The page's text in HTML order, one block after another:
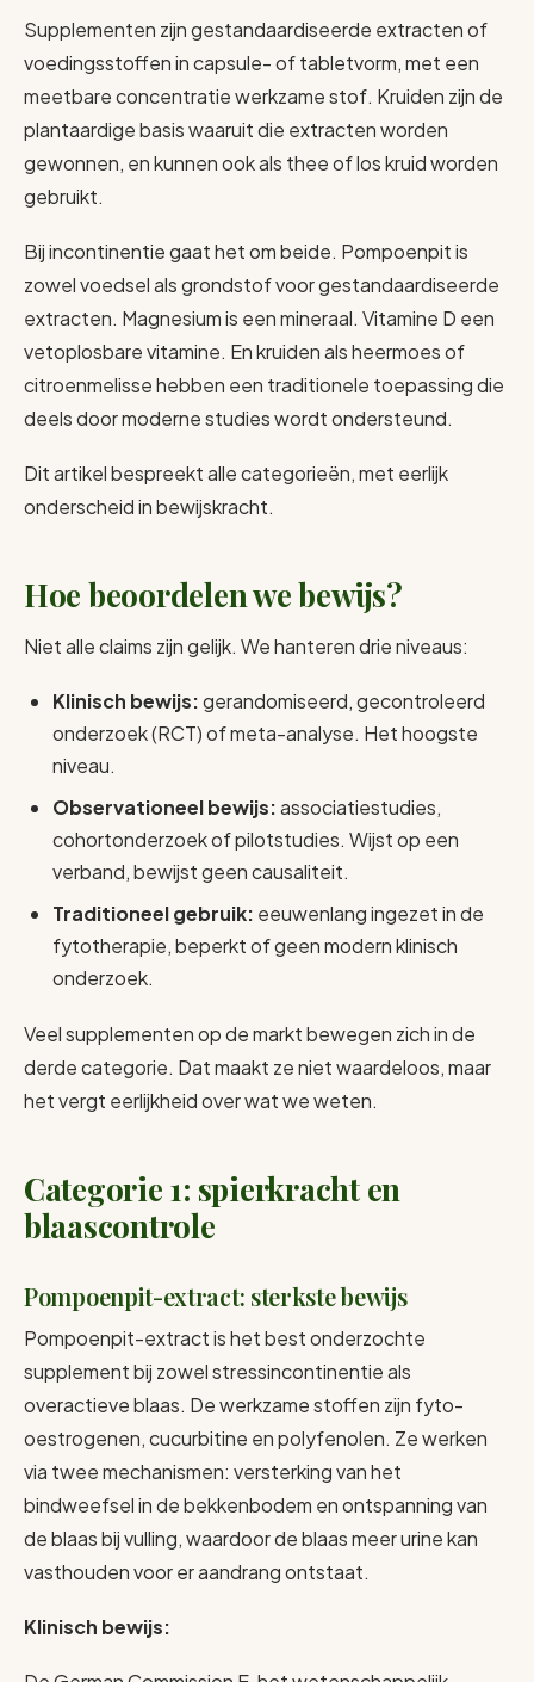
Supplementen zijn gestandaardiseerde extracten of
voedingsstoffen in capsule- of tabletvorm, met een
meetbare concentratie werkzame stof. Kruiden zijn de
plantaardige basis waaruit die extracten worden
gewonnen, en kunnen ook als thee of los kruid worden
gebruikt.
Bij incontinentie gaat het om beide. Pompoenpit is
zowel voedsel als grondstof voor gestandaardiseerde
extracten. Magnesium is een mineraal. Vitamine D een
vetoplosbare vitamine. En kruiden als heermoes of
citroenmelisse hebben een traditionele toepassing die
deels door moderne studies wordt ondersteund.
Dit artikel bespreekt alle categorieën, met eerlijk
onderscheid in bewijskracht.
Hoe beoordelen we bewijs?
Niet alle claims zijn gelijk. We hanteren drie niveaus:
Klinisch bewijs:gerandomiseerd, gecontroleerd
onderzoek (RCT) of meta-analyse. Het hoogste
niveau.
Observationeel bewijs:associatiestudies,
cohortonderzoek of pilotstudies. Wijst op een
verband, bewijst geen causaliteit.
Traditioneel gebruik: eeuwenlang ingezet in de
fytotherapie, beperkt of geen modern klinisch
onderzoek.
Veel supplementen op de markt bewegen zich in de
derde categorie. Dat maakt ze niet waardeloos, maar
het vergt eerlijkheid over wat we weten.
Categorie 1: spierkracht en
blaascontrole
Pompoenpit-extract: sterkste bewijs
Pompoenpit-extract is het best onderzochte
supplement bij zowel stressincontinentie als
overactieve blaas. De werkzame stoffen zijn fyto-
oestrogenen, cucurbitine en polyfenolen. Ze werken
via twee mechanismen: versterking van het
bindweefsel in de bekkenbodem en ontspanning van
de blaas bij vulling, waardoor de blaas meer urine kan
vasthouden voor er aandrang ontstaat.
Klinisch bewijs: